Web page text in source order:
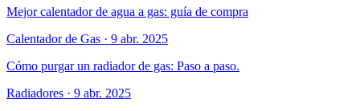
Mejor calentador de agua a gas: guía de compra
Calentador de Gas · 9 abr. 2025
Cómo purgar un radiador de gas: Paso a paso.
Radiadores · 9 abr. 2025